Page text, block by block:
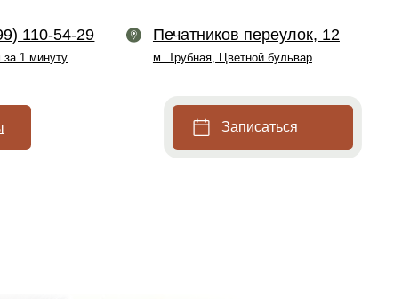
Записаться
Печатников переулок, 12
м. Трубная, Цветной бульвар